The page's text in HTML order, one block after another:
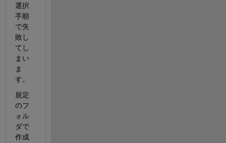
選択
手順
で失
敗し
てし
まい
ま
す。
規定
のフ
ォル
ダで
作成